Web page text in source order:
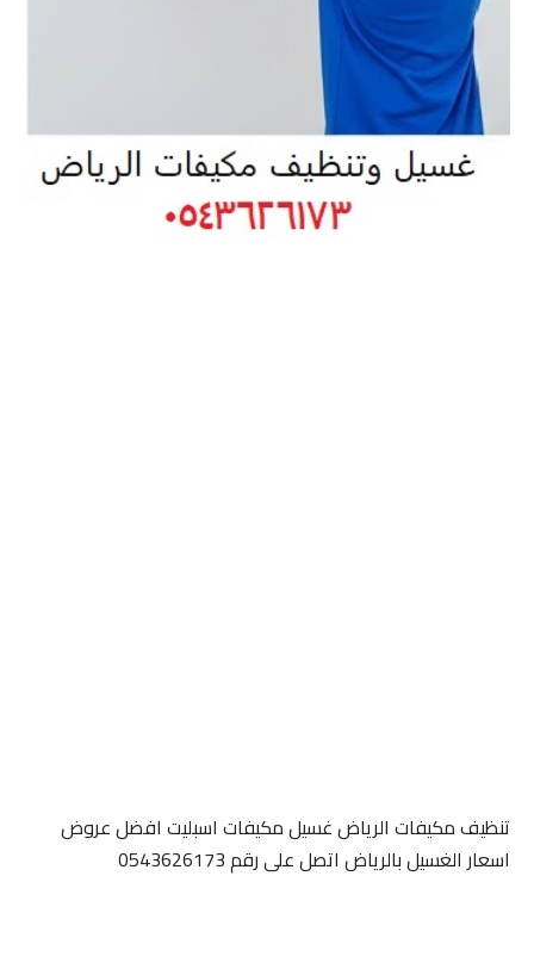
تنظيف مكيفات الرياض غسيل مكيفات اسبليت افضل عروض
اسعار الغسيل بالرياض اتصل على رقم 0543626173